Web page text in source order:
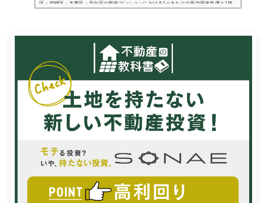
区・瑞穂区・名東区・天白区の新築マンションにおける1㎡あたりの平均平米単価と1坪